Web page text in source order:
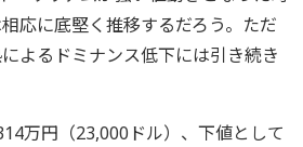
応に底堅く推移するだろう。ただ
よるドミナンス低下には引き続き
万円（23,000ドル）、下値として